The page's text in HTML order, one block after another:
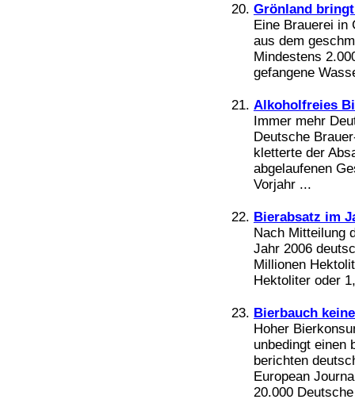
Grönland
Eine Brauerei in
aus dem
Mindestens
gefangene
Alkoholfreies
Immer mehr
Deutsche
kletterte der
abgelaufenen
Vorjahr ...
Bierabsatz im
Nach Mitteilung
Jahr 2006
Millionen
Hektoliter oder
Bierbauch
Hoher
unbedingt einen
berichten
European
20.000